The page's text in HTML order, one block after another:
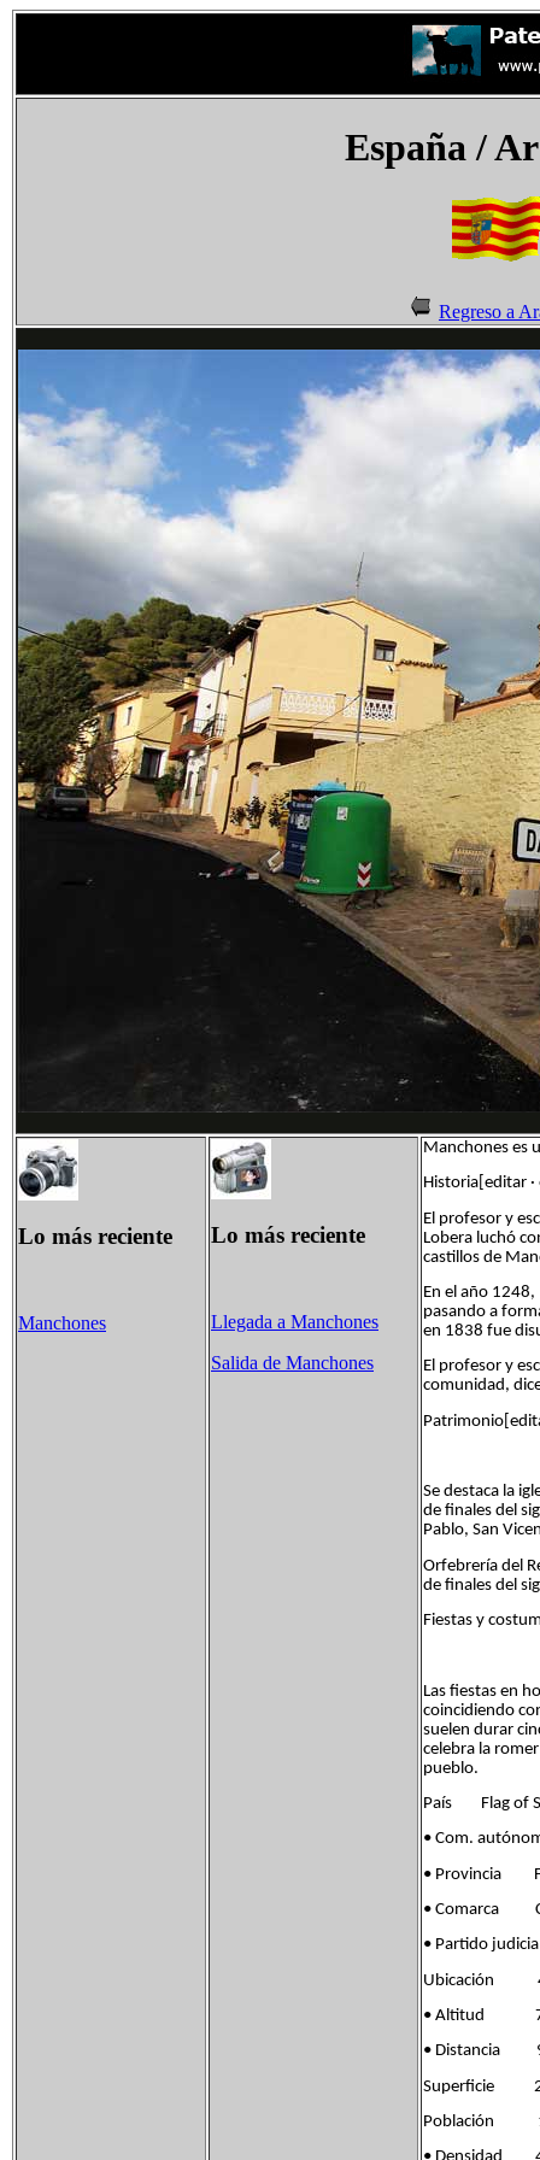
España/
Regreso a
Lo más reciente
Manchones
Lo más reciente
Llegada a Manchones
Salida de Manchones
Manchones es
Historia[editar
El profesor y
Lobera luchó
castillos de
En el año
pasando a
en 1838 fue
El profesor y
comunidad,
Se destaca la
de finales del
Pablo, San
Orfebrería del
de finales del
Fiestas y
Las fiestas en
coincidiendo
suelen durar
celebra la
pueblo.
País Flag of
• Com.
• Provincia
• Comarca
• Partido
Ubicación
• Altitud
• Distancia
Superficie
Población